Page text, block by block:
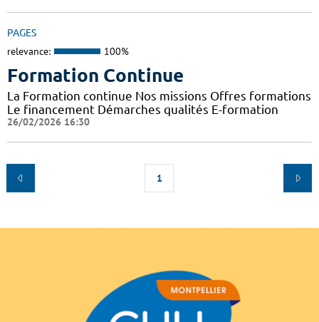
PAGES
relevance: 100%
Formation Continue
La Formation continue Nos missions Offres formations
Le financement Démarches qualités E-formation
26/02/2026 16:30
1